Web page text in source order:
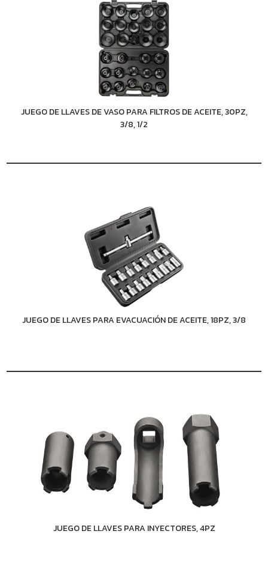
JUEGO DE LLAVES DE VASO PARA FILTROS DE ACEITE, 30PZ,
3/8, 1/2
JUEGO DE LLAVES PARA EVACUACIÓN DE ACEITE, 18PZ, 3/8
JUEGO DE LLAVES PARA INYECTORES, 4PZ